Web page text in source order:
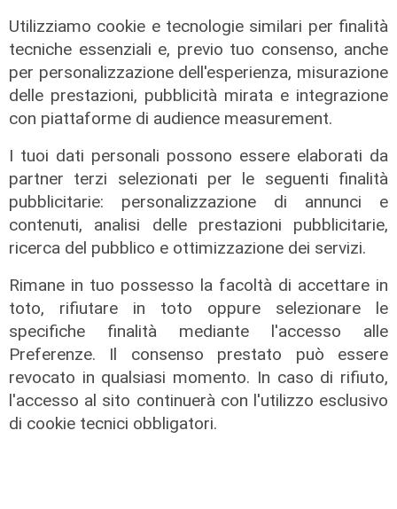
Utilizziamo cookie e tecnologie similari per finalità
tecniche essenziali e, previo tuo consenso, anche
per personalizzazione dell'esperienza, misurazione
delle prestazioni, pubblicità mirata e integrazione
con piattaforme di audience measurement.
I tuoi dati personali possono essere elaborati da
partner terzi selezionati per le seguenti finalità
pubblicitarie: personalizzazione di annunci e
contenuti, analisi delle prestazioni pubblicitarie,
ricerca del pubblico e ottimizzazione dei servizi.
Rimane in tuo possesso la facoltà di accettare in
toto, rifiutare in toto oppure selezionare le
specifiche finalità mediante l'accesso alle
Preferenze. Il consenso prestato può essere
revocato in qualsiasi momento. In caso di rifiuto,
l'accesso al sito continuerà con l'utilizzo esclusivo
di cookie tecnici obbligatori.
Le temperature
anche lunedì
08/08/2026
di c.b.